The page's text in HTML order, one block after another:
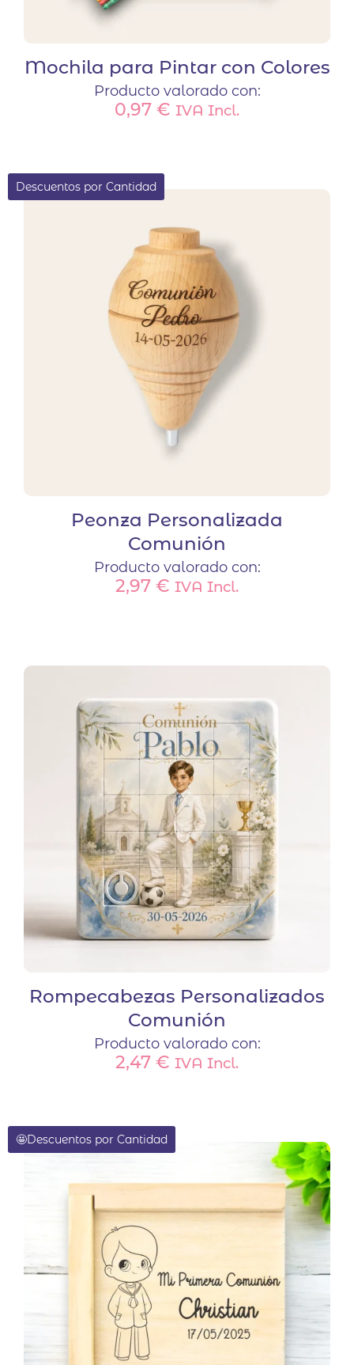
Mochila para Pintar con Colores
Producto valorado con:
0,97 € IVA Incl.
Descuentos por Cantidad
Peonza Personalizada
Comunión
Producto valorado con:
2,97 € IVA Incl.
Rompecabezas Personalizados
Comunión
Producto valorado con:
2,47 € IVA Incl.
🤩Descuentos por Cantidad